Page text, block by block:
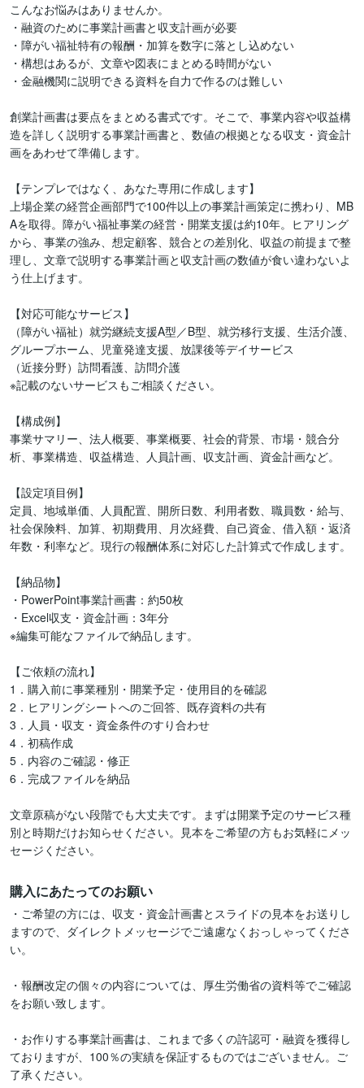
こんなお悩みはありませんか。
・融資のために事業計画書と収支計画が必要
・障がい福祉特有の報酬・加算を数字に落とし込めない
・構想はあるが、文章や図表にまとめる時間がない
・金融機関に説明できる資料を自力で作るのは難しい
創業計画書は要点をまとめる書式です。そこで、事業内容や収益構
造を詳しく説明する事業計画書と、数値の根拠となる収支・資金計
画をあわせて準備します。
【テンプレではなく、あなた専用に作成します】
上場企業の経営企画部門で100件以上の事業計画策定に携わり、MB
Aを取得。障がい福祉事業の経営・開業支援は約10年。ヒアリング
から、事業の強み、想定顧客、競合との差別化、収益の前提まで整
理し、文章で説明する事業計画と収支計画の数値が食い違わないよ
う仕上げます。
【対応可能なサービス】
（障がい福祉）就労継続支援A型／B型、就労移行支援、生活介護、
グループホーム、児童発達支援、放課後等デイサービス
（近接分野）訪問看護、訪問介護
※記載のないサービスもご相談ください。
【構成例】
事業サマリー、法人概要、事業概要、社会的背景、市場・競合分
析、事業構造、収益構造、人員計画、収支計画、資金計画など。
【設定項目例】
定員、地域単価、人員配置、開所日数、利用者数、職員数・給与、
社会保険料、加算、初期費用、月次経費、自己資金、借入額・返済
年数・利率など。現行の報酬体系に対応した計算式で作成します。
【納品物】
・PowerPoint事業計画書：約50枚
・Excel収支・資金計画：3年分
※編集可能なファイルで納品します。
【ご依頼の流れ】
1．購入前に事業種別・開業予定・使用目的を確認
2．ヒアリングシートへのご回答、既存資料の共有
3．人員・収支・資金条件のすり合わせ
4．初稿作成
5．内容のご確認・修正
6．完成ファイルを納品
文章原稿がない段階でも大丈夫です。まずは開業予定のサービス種
別と時期だけお知らせください。見本をご希望の方もお気軽にメッ
セージください。
購入にあたってのお願い
・ご希望の方には、収支・資金計画書とスライドの見本をお送りし
ますので、ダイレクトメッセージでご遠慮なくおっしゃってくださ
い。
・報酬改定の個々の内容については、厚生労働省の資料等でご確認
をお願い致します。
・お作りする事業計画書は、これまで多くの許認可・融資を獲得し
ておりますが、100％の実績を保証するものではございません。ご
了承ください。